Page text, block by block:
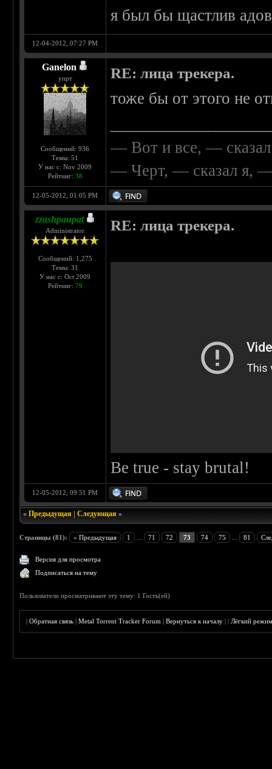
я был бы щастлив
12-04-2012, 07:27 PM
Ganelon
упрт
Сообщений: 936
Темы: 51
У нас с: Nov 2009
Рейтинг: 38
RE: лица трекера.
тоже бы от этого не
— Вот и все, —
— Черт, — сказал я, —
12-05-2012, 01:05 PM
zzashpaupat
Administrator
Сообщений: 1,275
Темы: 31
У нас с: Oct 2009
Рейтинг: 79
RE: лица трекера.
Be true - stay brutal!
12-05-2012, 09:51 PM
«Предыдущая |Следующая »
Страницы (81): « Предыдущая 1 71 72 73 74 75 81
Версия для просмотра
Подписаться на тему
Пользователи просматривают эту тему: 1 Гость(ей)
|Обратная связь |Metal Torrent Tracker Forum |Вернуться к началу ||Лёгкий